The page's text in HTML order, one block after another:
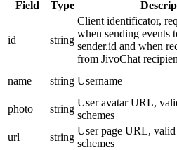
Field Type
id string
Client identificator,
when sending events
sender.id and when
from JivoChat
name string Username
photo
string
User avatar URL,
schemes
url
string
User page URL,
schemes